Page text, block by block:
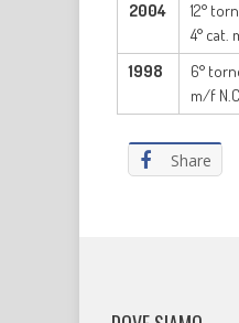
2004
12°
4° cat.
1998
6°
m/f
Share